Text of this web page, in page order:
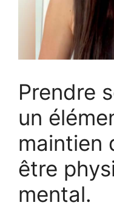
Prendre
un
maintien
être
mental.